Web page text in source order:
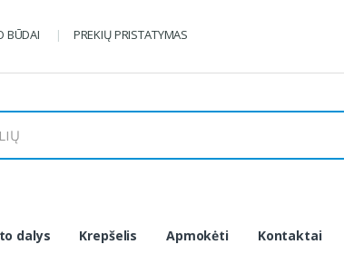
BŪDAI PREKIŲ PRISTATYMAS
dalys Krepšelis Apmokėti Kontaktai